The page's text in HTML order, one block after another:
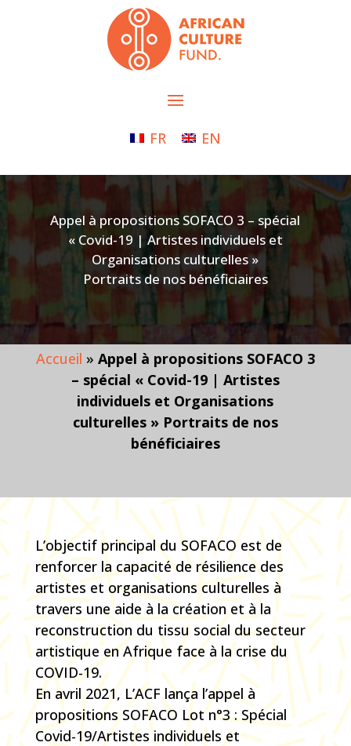
FR EN
Appel à propositions SOFACO 3 – spécial
« Covid-19 | Artistes individuels et
Organisations culturelles »
Portraits de nos bénéficiaires
Accueil » Appel à propositions SOFACO 3
– spécial « Covid-19 | Artistes
individuels et Organisations
culturelles » Portraits de nos
bénéficiaires
L’objectif principal du SOFACO est de
renforcer la capacité de résilience des
artistes et organisations culturelles à
travers une aide à la création et à la
reconstruction du tissu social du secteur
artistique en Afrique face à la crise du
COVID-19.
En avril 2021, L’ACF lança l’appel à
propositions SOFACO Lot n°3 : Spécial
Covid-19/Artistes individuels et